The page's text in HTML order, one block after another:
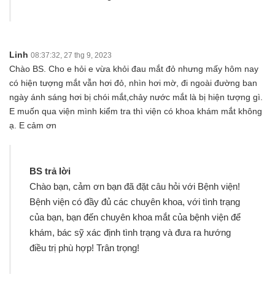
Linh 08:37:32, 27 thg 9, 2023
Chào BS. Cho e hỏi e vừa khỏi đau mắt đỏ nhưng mấy hôm nay
có hiện tượng mắt vẫn hơi đỏ, nhìn hơi mờ, đi ngoài đường ban
ngày ánh sáng hơi bị chói mắt,chảy nước mắt là bị hiện tượng gì.
E muốn qua viện mình kiểm tra thì viện có khoa khám mắt không
ạ. E cảm ơn
BS trả lời
Chào bạn, cảm ơn bạn đã đặt câu hỏi với Bệnh viện!
Bệnh viện có đầy đủ các chuyên khoa, với tình trạng
của bạn, bạn đến chuyên khoa mắt của bệnh viện để
khám, bác sỹ xác định tình trạng và đưa ra hướng
điều trị phù hợp! Trân trọng!